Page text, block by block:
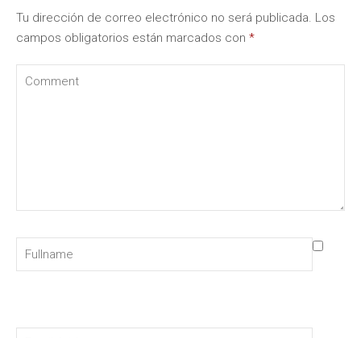
Tu dirección de correo electrónico no será publicada. Los
campos obligatorios están marcados con *